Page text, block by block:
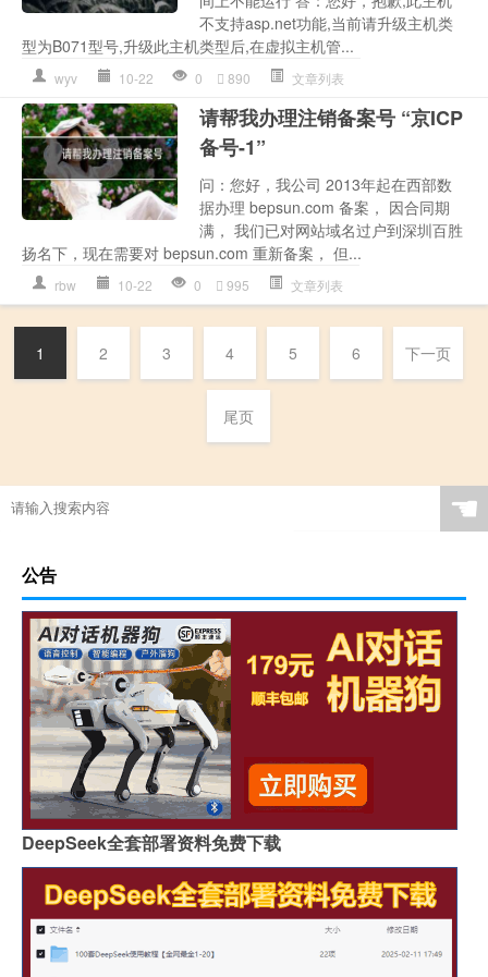
不支持asp.net功能,当前请升级主机类
型为B071型号,升级此主机类型后,在虚拟主机管...
wyv 10-22 0 890 文章列表
请帮我办理注销备案号 “京ICP
备号-1”
问：您好，我公司 2013年起在西部数
据办理 bepsun.com 备案， 因合同期
满， 我们已对网站域名过户到深圳百胜
扬名下，现在需要对 bepsun.com 重新备案， 但...
rbw 10-22 0 995 文章列表
1 2 3 4 5 6 下一页
尾页
☚
公告
DeepSeek全套部署资料免费下载